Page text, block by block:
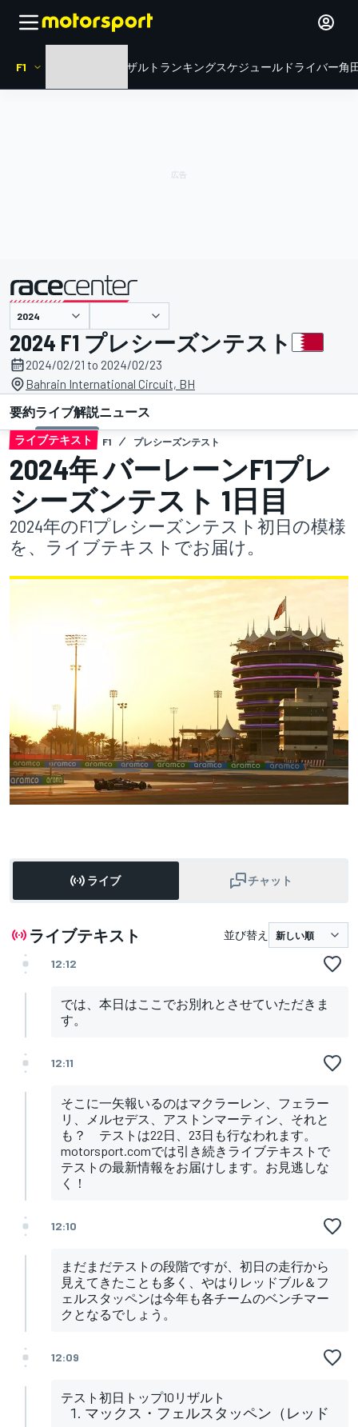
F1 リザルト ランキングスケジュール ドライバー角
2024 F1 プレシーズンテスト
2024/02/21 to 2024/02/23
Bahrain International Circuit, BH
要約ライブ解説ニュース
ライブテキスト F1 プレシーズンテスト
2024年 バーレーンF1プレ
シーズンテスト 1日目
2024年のF1プレシーズンテスト初日の模様
を、ライブテキストでお届け。
ライブ チャット
ライブテキスト 並び替え
12:12
では、本日はここでお別れとさせていただきま
す。
12:11
そこに一矢報いるのはマクラーレン、フェラー
リ、メルセデス、アストンマーティン、それと
も？ テストは22日、23日も行なわれます。
motorsport.comでは引き続きライブテキストで
テストの最新情報をお届けします。お見逃しな
く！
12:10
まだまだテストの段階ですが、初日の走行から
見えてきたことも多く、やはりレッドブル＆フ
ェルスタッペンは今年も各チームのベンチマー
クとなるでしょう。
12:09
テスト初日トップ10リザルト
マックス・フェルスタッペン（レッド